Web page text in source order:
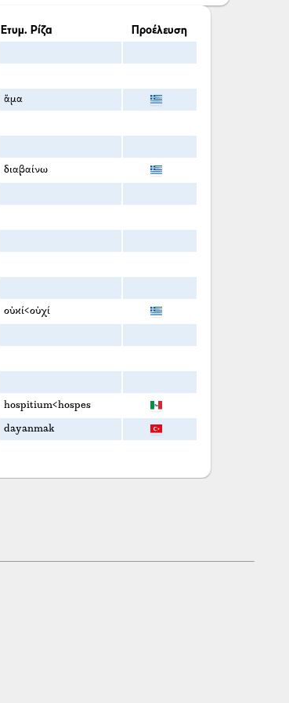
Ετυμ. Ρίζα Προέλευση
ἅμα
διαβαίνω
οὐκί<οὐχί
hospitium<hospes
dayanmak